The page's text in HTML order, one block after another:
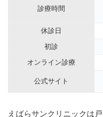
診療時間
休診日
初診
オンライン診療
公式サイト
えばらサンクリニックは